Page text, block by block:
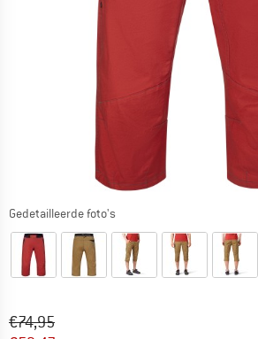
Gedetailleerde foto's
Oorspronkelijke prijs :
€74,95
Prijs: